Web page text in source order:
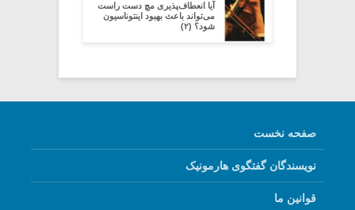
آیا انعطاف‌پذیری مچ دست راست
می‌تواند باعث بهبود اینتوناسیون
شود؟ (۲)
صفحه نخست
نویسندگان گفتگوی هارمونیک
قوانین ما